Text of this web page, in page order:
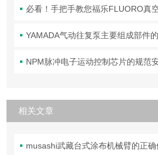
必看！手把手教您福乐FLUORO真
YAMADA气动往复泵主要组成部件
NPM脉冲电子运动控制芯片的规范
相关文章
musashi武藏台式涂布机械臂的正